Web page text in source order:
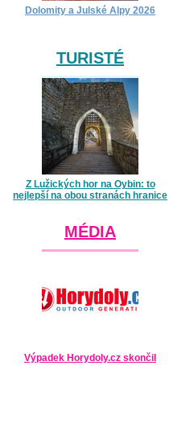
Dolomity a Julské Alpy 2026
TURISTÉ
Z Lužických hor na Oybin: to
nejlepší na obou stranách hranice
MÉDIA
Výpadek Horydoly.cz skončil